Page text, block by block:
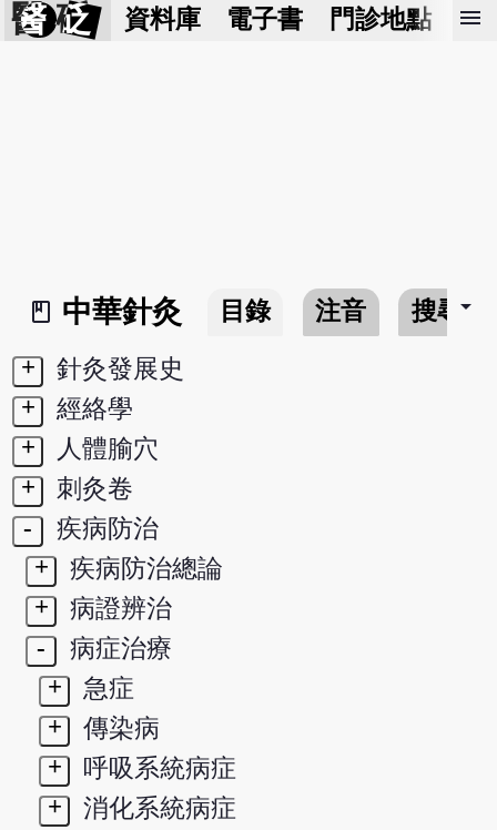
醫 砭 資料庫 電子書 門診地點 預
menu
book_2
中華針灸 目錄 注音 搜尋arrow_drop_down
+
針灸發展史
+
經絡學
+
人體腧穴
+
刺灸卷
-
疾病防治
+
疾病防治總論
+
病證辨治
-
病症治療
+
急症
+
傳染病
+
呼吸系統病症
+
消化系統病症